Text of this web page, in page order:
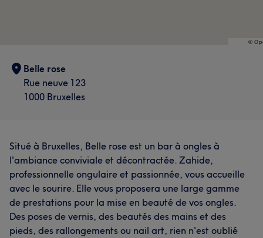
Belle rose
Rue neuve 123
1000 Bruxelles
Situé à Bruxelles, Belle rose est un bar à ongles à
l'ambiance conviviale et décontractée. Zahide,
professionnelle ongulaire et passionnée, vous accueille
avec le sourire. Elle vous proposera une large gamme
de prestations pour la mise en beauté de vos ongles.
Des poses de vernis, des beautés des mains et des
pieds, des rallongements ou nail art, rien n'est oublié